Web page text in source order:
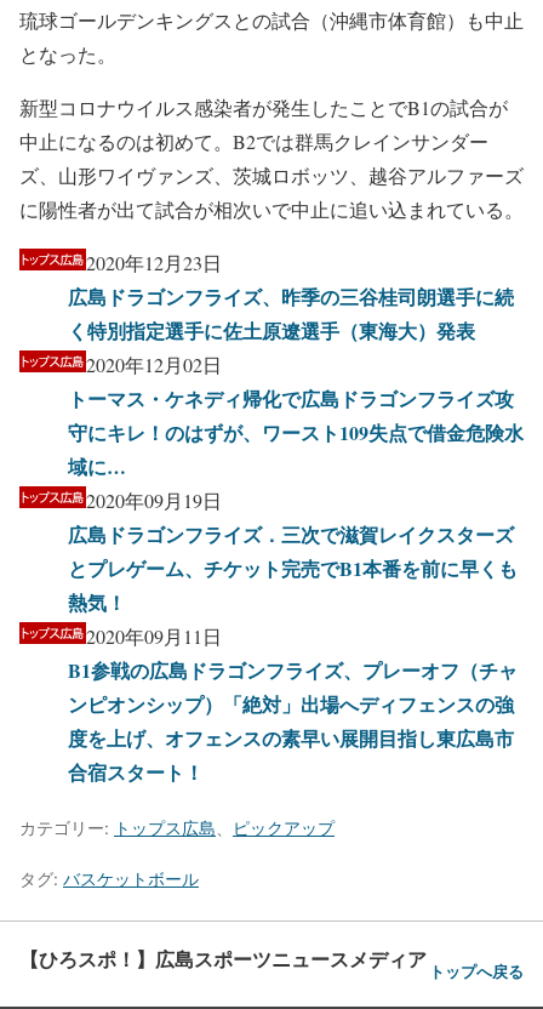
琉球ゴールデンキングスとの試合（沖縄市体育館）も中止
となった。
新型コロナウイルス感染者が発生したことでB1の試合が
中止になるのは初めて。B2では群馬クレインサンダー
ズ、山形ワイヴァンズ、茨城ロボッツ、越谷アルファーズ
に陽性者が出て試合が相次いで中止に追い込まれている。
2020年12月23日
広島ドラゴンフライズ、昨季の三谷桂司朗選手に続
く特別指定選手に佐土原遼選手（東海大）発表
2020年12月02日
トーマス・ケネディ帰化で広島ドラゴンフライズ攻
守にキレ！のはずが、ワースト109失点で借金危険水
域に…
2020年09月19日
広島ドラゴンフライズ．三次で滋賀レイクスターズ
とプレゲーム、チケット完売でB1本番を前に早くも
熱気！
2020年09月11日
B1参戦の広島ドラゴンフライズ、プレーオフ（チャ
ンピオンシップ）「絶対」出場へディフェンスの強
度を上げ、オフェンスの素早い展開目指し東広島市
合宿スタート！
カテゴリー: トップス広島 ピックアップ
タグ: バスケットボール
【ひろスポ！】広島スポーツニュースメディア トップへ戻る